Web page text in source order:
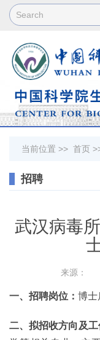
当前位置 >> 首页
招聘
武汉病毒
来源：
一、招聘岗位： 博士
二、拟招收方向及